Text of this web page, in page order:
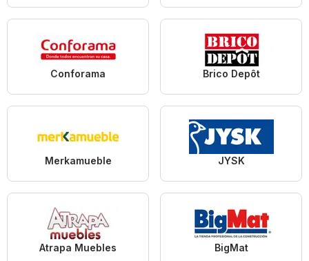
Conforama Brico Depôt
Merkamueble JYSK
Atrapa Muebles BigMat